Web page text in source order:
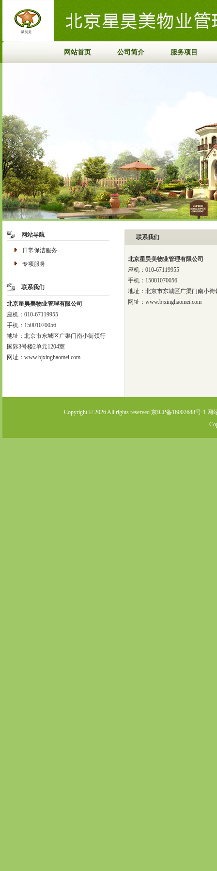
网站首页 公司简介 服务项目
网站导航
日常保洁服务
专项服务
联系我们
北京星昊美物业管理有限公司
座机：010-67119955
手机：15001070056
地址：北京市东城区广渠门南小街领行
国际3号楼2单元1204室
网址：www.bjxinghaomei.com
联系我们
北京星昊美物业管理有限公司
座机：010-67119955
手机：15001070056
地址：北京市东城区广渠门南小街
网址：www.bjxinghaomei.com
Copyright © 2026 All rights reserved 京ICP备16002688号-1 网